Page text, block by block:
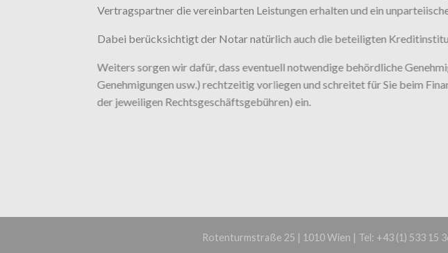
Vertragspartner die vereinbarten Leistungen erhalten und ein
Dabei berücksichtigt der Notar natürlich auch die beteiligten
Weiters sorgen wir dafür, dass eventuell notwendige behördliche
Genehmigungen usw.) rechtzeitig vorliegen und schreitet für Sie beim
der jeweiligen Rechtsgeschäftsgebühren) ein.
Rotenturmstraße 25 | 1010 Wien | Tel: +43 (1) 533